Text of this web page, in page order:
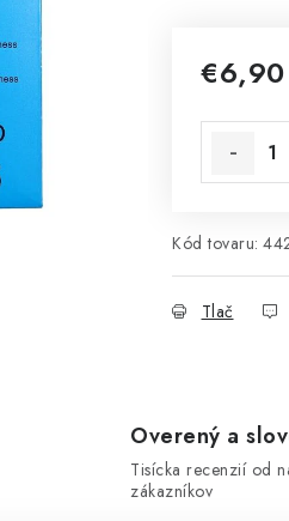
€6,90
Kód tovaru:
Tlač
Overený a
Tisícka recenzií od
zákazníkov